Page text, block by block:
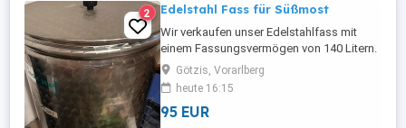
2 Edelstahl Fass für Süßmost
Wir verkaufen unser Edelstahlfass mit
einem Fassungsvermögen von 140 Litern.
Götzis, Vorarlberg
heute 16:15
95 EUR